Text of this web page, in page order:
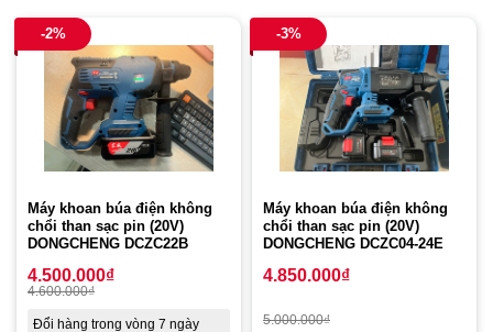
-2%
Máy khoan búa điện không
chổi than sạc pin (20V)
DONGCHENG DCZC22B
4.500.000₫
4.600.000₫
Đổi hàng trong vòng 7 ngày
-3%
Máy khoan búa điện không
chổi than sạc pin (20V)
DONGCHENG DCZC04-24E
4.850.000₫
5.000.000₫